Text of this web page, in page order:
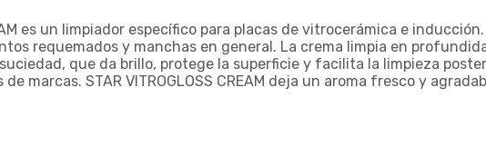
es un limpiador específico para placas de vitrocerámica e
requemados y manchas en general. La crema limpia en
que da brillo, protege la superficie y facilita la limpieza
marcas. STAR VITROGLOSS CREAM deja un aroma fresco y